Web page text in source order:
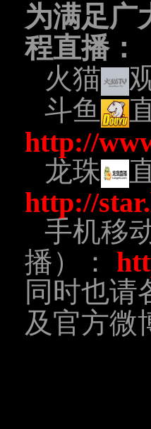
为满足广
程直播：
火猫
斗鱼
http://
龙珠
http://
手机移
播）：
同时也请
及官方微